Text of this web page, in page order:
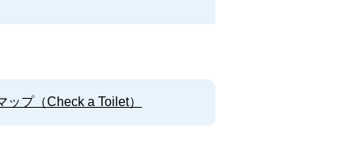
プ（Check a Toilet）